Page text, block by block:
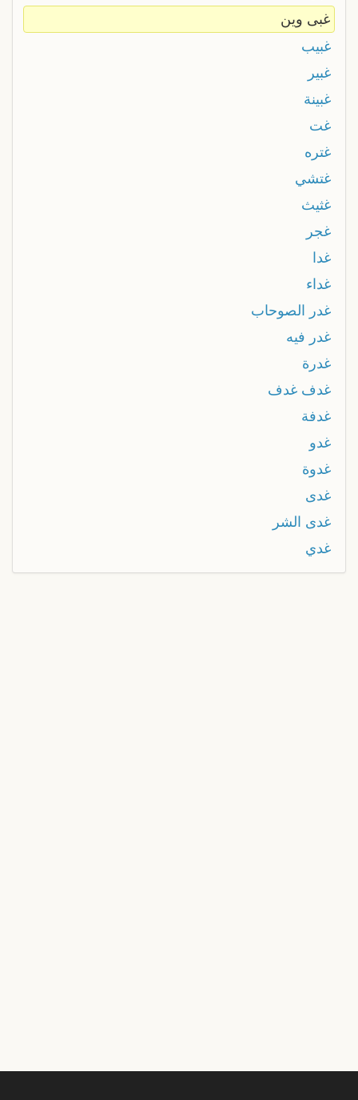
غبى وين
غبيب
غبير
غبينة
غت
غتره
غتشي
غثيث
غجر
غدا
غداء
غدر الصوحاب
غدر فيه
غدرة
غدف غدف
غدفة
غدو
غدوة
غدى
غدى الشر
غدي